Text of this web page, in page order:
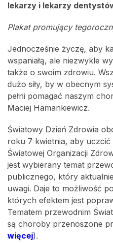
lekarzy i lekarzy
Plakat promujący
Jednocześnie życzę, aby
wspaniałą, ale niezwykle
także o swoim zdrowiu.
dużo siły, by w obecnym
pełni pomagać naszym
Maciej Hamankiewicz.
Światowy Dzień Zdrowia
roku 7 kwietnia, aby
Światowej Organizacji
jest wybierany temat
publicznego, który
uwagi. Daje to możliwość
których efektem jest
Tematem przewodnim
są choroby przenoszone
więcej).